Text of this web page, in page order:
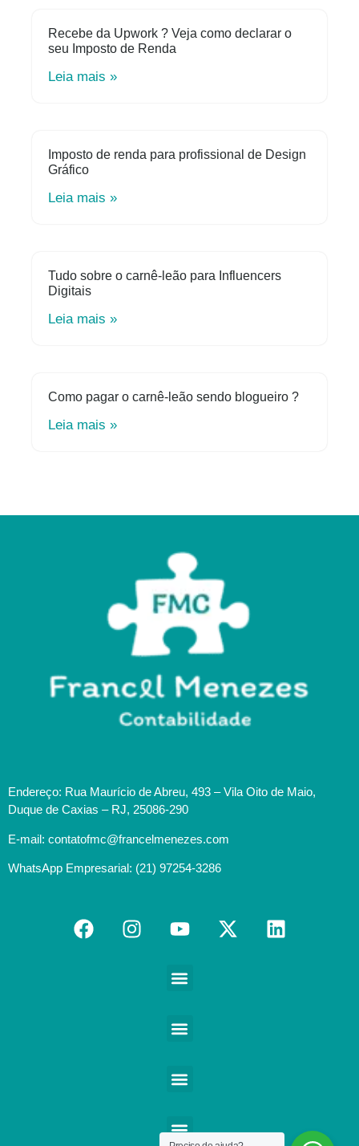
Recebe da Upwork ? Veja como declarar o
seu Imposto de Renda
Leia mais »
Imposto de renda para profissional de Design
Gráfico
Leia mais »
Tudo sobre o carnê-leão para Influencers
Digitais
Leia mais »
Como pagar o carnê-leão sendo blogueiro ?
Leia mais »
Endereço: Rua Maurício de Abreu, 493 – Vila Oito de Maio,
Duque de Caxias – RJ, 25086-290
E-mail: contatofmc@francelmenezes.com
WhatsApp Empresarial: (21) 97254-3286